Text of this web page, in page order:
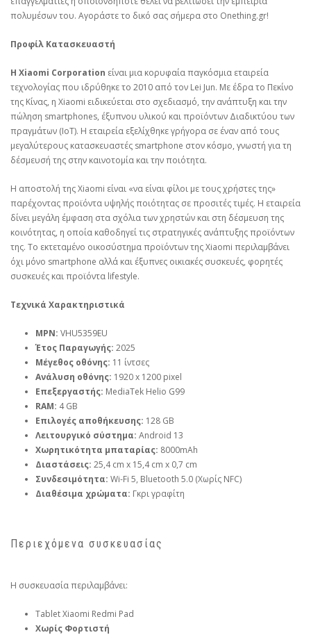
πολυμέσων του. Αγοράστε το δικό σας σήμερα στο Onething.gr!
Προφίλ Κατασκευαστή
Η Xiaomi Corporation είναι μια κορυφαία παγκόσμια εταιρεία
τεχνολογίας που ιδρύθηκε το 2010 από τον Lei Jun. Με έδρα το Πεκίνο
της Κίνας, η Xiaomi ειδικεύεται στο σχεδιασμό, την ανάπτυξη και την
πώληση smartphones, έξυπνου υλικού και προϊόντων Διαδικτύου των
πραγμάτων (IoT). Η εταιρεία εξελίχθηκε γρήγορα σε έναν από τους
μεγαλύτερους κατασκευαστές smartphone στον κόσμο, γνωστή για τη
δέσμευσή της στην καινοτομία και την ποιότητα.
Η αποστολή της Xiaomi είναι «να είναι φίλοι με τους χρήστες της»
παρέχοντας προϊόντα υψηλής ποιότητας σε προσιτές τιμές. Η εταιρεία
δίνει μεγάλη έμφαση στα σχόλια των χρηστών και στη δέσμευση της
κοινότητας, η οποία καθοδηγεί τις στρατηγικές ανάπτυξης προϊόντων
της. Το εκτεταμένο οικοσύστημα προϊόντων της Xiaomi περιλαμβάνει
όχι μόνο smartphone αλλά και έξυπνες οικιακές συσκευές, φορητές
συσκευές και προϊόντα lifestyle.
Τεχνικά Χαρακτηριστικά
MPN: VHU5359EU
Έτος Παραγωγής: 2025
Μέγεθος οθόνης: 11 ίντσες
Ανάλυση οθόνης: 1920 x 1200 pixel
Επεξεργαστής: MediaTek Helio G99
RAM: 4 GB
Επιλογές αποθήκευσης: 128 GB
Λειτουργικό σύστημα: Android 13
Χωρητικότητα μπαταρίας: 8000mAh
Διαστάσεις: 25,4 cm x 15,4 cm x 0,7 cm
Συνδεσιμότητα: Wi-Fi 5, Bluetooth 5.0 (Χωρίς NFC)
Διαθέσιμα χρώματα: Γκρι γραφίτη
Περιεχόμενα συσκευασίας
Η συσκευασία περιλαμβάνει:
Tablet Xiaomi Redmi Pad
Χωρίς Φορτιστή